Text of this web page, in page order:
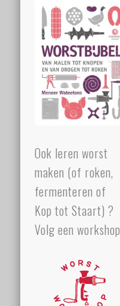
Ook leren worst
maken (of roken,
fermenteren of
Kop tot Staart) ?
Volg een workshop